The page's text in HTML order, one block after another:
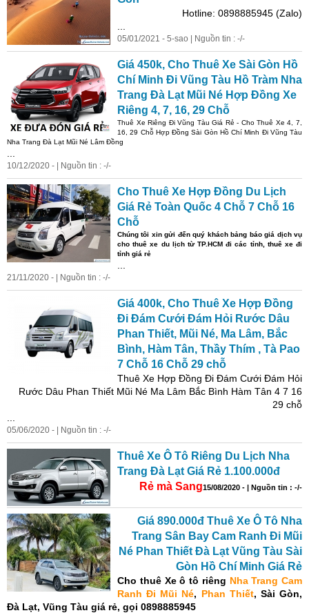
Hotline: 0898885945 (Zalo)
05/01/2021 - 5-sao | Nguồn tin : -/-
Giá 450k, Cho Thuê Xe Sài Gòn Hồ
Chí Minh Đi Vũng Tàu Hồ Tràm Nha
Trang Đà Lạt Mũi Né Hợp Đồng Xe
Riêng 4, 7, 16, 29 Chỗ
Thuê Xe Riêng Đi Vũng Tàu Giá Rẻ - Cho Thuê Xe 4, 7,
16, 29 Chỗ Hợp Đồng Sài Gòn Hồ Chí Minh Đi Vũng Tàu
Nha Trang Đà Lạt Mũi Né Lâm Đồng
10/12/2020 - | Nguồn tin : -/-
Cho Thuê Xe Hợp Đồng Du Lịch
Giá Rẻ Toàn Quốc 4 Chỗ 7 Chỗ 16
Chỗ
Chúng tôi xin gửi đến quý khách bảng báo giá dịch vụ
cho thuê xe du lịch từ TP.HCM đi các tỉnh, thuê xe đi
tỉnh giá rẻ
21/11/2020 - | Nguồn tin : -/-
Giá 400k, Cho Thuê Xe Hợp Đồng
Đi Đám Cưới Đám Hỏi Rước Dâu
Phan Thiết, Mũi Né, Ma Lâm, Bắc
Bình, Hàm Tân, Thầy Thím , Tà Pao
7 Chỗ 16 Chỗ 29 chỗ
Thuê Xe Hợp Đồng Đi Đám Cưới Đám Hỏi
Rước Dâu Phan Thiết Mũi Né Ma Lâm Bắc Bình Hàm Tân 4 7 16
29 chỗ
05/06/2020 - | Nguồn tin : -/-
Thuê Xe Ô Tô Riêng Du Lịch Nha
Trang Đà Lạt Giá Rẻ 1.100.000đ
Rẻ mà Sang15/08/2020 - | Nguồn tin : -/-
Giá 890.000đ Thuê Xe Ô Tô Nha
Trang Sân Bay Cam Ranh Đi Mũi
Né Phan Thiết Đà Lạt Vũng Tàu Sài
Gòn Hồ Chí Minh Giá Rẻ
Cho thuê Xe ô tô riêng Nha Trang Cam
Ranh Đi Mũi Né, Phan Thiết, Sài Gòn,
Đà Lạt, Vũng Tàu giá rẻ, gọi 0898885945